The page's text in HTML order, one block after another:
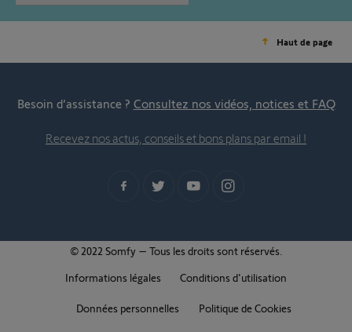
Haut de page
Besoin d’assistance ? Consultez nos vidéos, notices et FAQ
Recevez nos actus, conseils et bons plans par email !
© 2022 Somfy – Tous les droits sont réservés.
Informations légales
Conditions d'utilisation
Données personnelles Politique de Cookies